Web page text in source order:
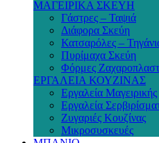
ΜΑΓΕΙΡΙΚΑ ΣΚΕΥΗ
Γάστρες – Ταψιά
Διάφορα Σκεύη
Κατσαρόλες –
Πυρίμαχα Σκεύη
Φόρμες
ΕΡΓΑΛΕΙΑ ΚΟΥΖΙΝΑΣ
Εργαλεία Μαγειρικής
Εργαλεία
Ζυγαριές Κουζίνας
Μικροσυσκευές